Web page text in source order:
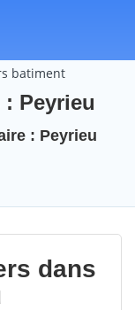
batiment
Peyrieu
: Peyrieu
dans